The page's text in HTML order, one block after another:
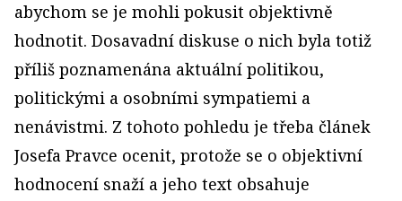
abychom se je mohli pokusit objektivně
hodnotit. Dosavadní diskuse o nich byla totiž
příliš poznamenána aktuální politikou,
politickými a osobními sympatiemi a
nenávistmi. Z tohoto pohledu je třeba článek
Josefa Pravce ocenit, protože se o objektivní
hodnocení snaží a jeho text obsahuje